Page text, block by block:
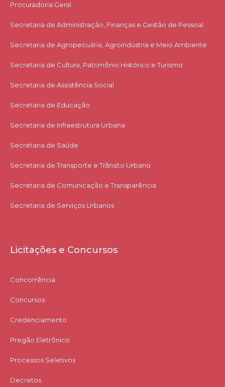
Procuradoria Geral
Secretaria de Administração, Finanças e Gestão de Pessoal
Secretaria de Agropecuária, Agroindústria e Meio Ambiente
Secretaria de Cultura, Patrimônio Histórico e Turismo
Secretaria de Assistência Social
Secretaria de Educação
Secretaria de Infraestrutura Urbana
Secretaria de Saúde
Secretaria de Transporte e Trânsito Urbano
Secretaria de Comunicação e Transparência
Secretaria de Serviços Urbanos
Licitações e Concursos
Concorrência
Concursos
Credenciamento
Pregão Eletrônico
Processos Seletivos
Decretos